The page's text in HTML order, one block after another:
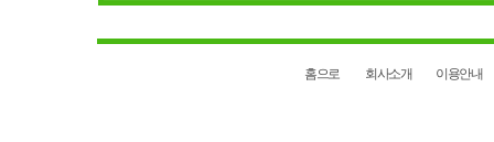
홈으로 회사소개 이용안내